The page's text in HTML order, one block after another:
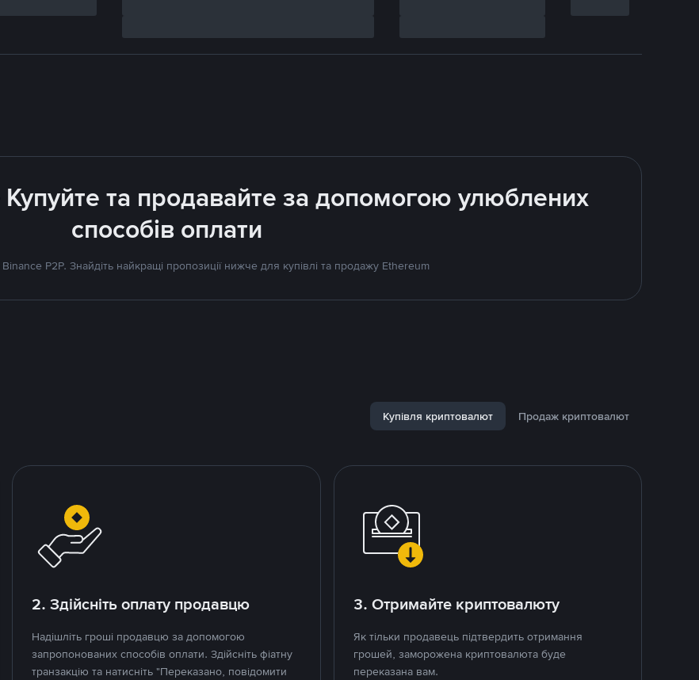
Купуйте та продавайте за допомогою улюблених
способів оплати
P2P. Знайдіть найкращі пропозиції нижче для купівлі та продажу Ethereum
Купівля криптовалют Продаж криптовалют
2. Здійсніть оплату продавцю
Надішліть гроші продавцю за допомогою
запропонованих способів оплати. Здійсніть фіатну
транзакцію та натисніть "Переказано, повідомити
3. Отримайте криптовалюту
Як тільки продавець підтвердить отримання
грошей, заморожена криптовалюта буде
переказана вам.